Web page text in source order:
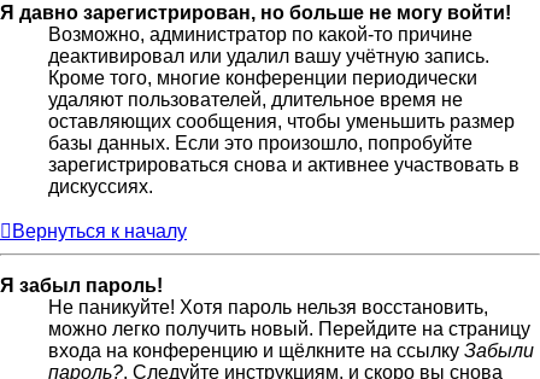
Я давно зарегистрирован, но больше не могу войти!
Возможно, администратор по какой-то причине
деактивировал или удалил вашу учётную запись.
Кроме того, многие конференции периодически
удаляют пользователей, длительное время не
оставляющих сообщения, чтобы уменьшить размер
базы данных. Если это произошло, попробуйте
зарегистрироваться снова и активнее участвовать в
дискуссиях.
Вернуться к началу
Я забыл пароль!
Не паникуйте! Хотя пароль нельзя восстановить,
можно легко получить новый. Перейдите на страницу
входа на конференцию и щёлкните на ссылку Забыли
пароль?. Следуйте инструкциям, и скоро вы снова